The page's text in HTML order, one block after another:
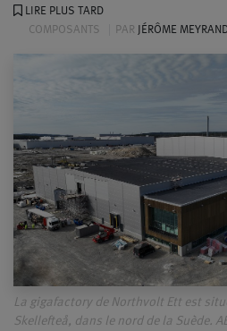
LIRE PLUS TARD
COMPOSANTS
PAR JÉRÔME
La gigafactory de Northvolt Ett est
Skellefteå, dans le nord de la Suède.